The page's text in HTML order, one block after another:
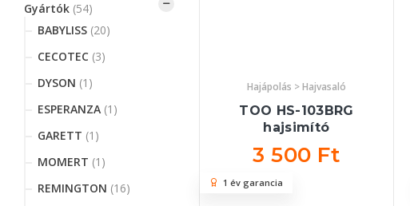
Gyártók (54)
BABYLISS (20)
CECOTEC (3)
DYSON (1)
ESPERANZA (1)
GARETT (1)
MOMERT (1)
REMINGTON (16)
Hajápolás > Hajvasaló
TOO HS-103BRG
hajsimító
3 500 Ft
1 év garancia